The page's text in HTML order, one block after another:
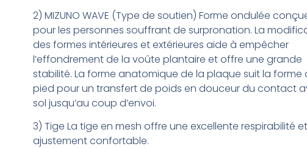
2) MIZUNO WAVE (Type de soutien) Forme ondulée
pour les personnes souffrant de surpronation. La
des formes intérieures et extérieures aide à empêcher
l’effondrement de la voûte plantaire et offre une grande
stabilité. La forme anatomique de la plaque suit la forme
pied pour un transfert de poids en douceur du contact
sol jusqu’au coup d’envoi.
3) Tige La tige en mesh offre une excellente respirabilité
ajustement confortable.